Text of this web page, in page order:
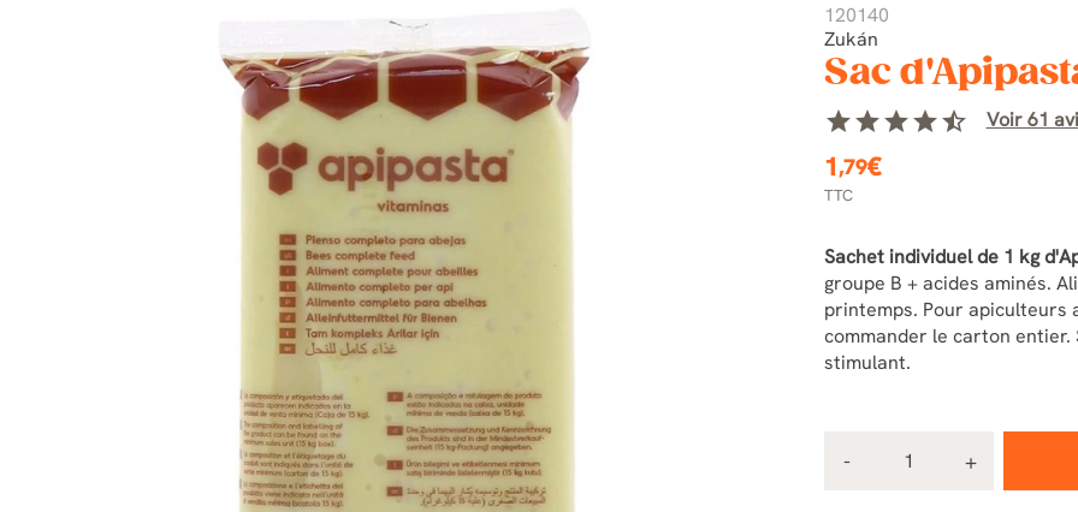
120140
Zukán
Sac
starstarstarstarstar_half Voir 61
1,79€
TTC
Sachet individuel de 1 kg
groupe B + acides aminés.
printemps. Pour apiculteurs
commander le carton entier.
stimulant.